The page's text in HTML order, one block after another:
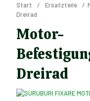
Start / Ersatzteile /
Dreirad
Motor-
Dreirad